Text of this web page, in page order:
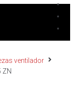
ventilador
ZN